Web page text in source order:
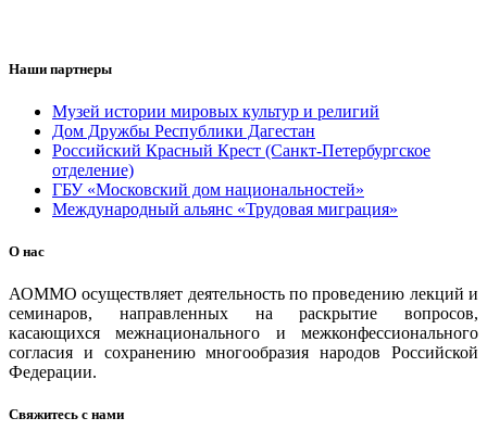
Наши партнеры
Музей истории мировых культур и религий
Дом Дружбы Республики Дагестан
Российский Красный Крест (Санкт-Петербургское
отделение)
ГБУ «Московский дом национальностей»
Международный альянс «Трудовая миграция»
О нас
АОММО осуществляет деятельность по проведению лекций и
семинаров, направленных на раскрытие вопросов,
касающихся межнационального и межконфессионального
согласия и сохранению многообразия народов Российской
Федерации.
Свяжитесь с нами